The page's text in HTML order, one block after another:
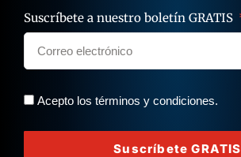
Suscríbete a nuestro boletín GRATIS
Acepto los términos y condiciones.
Suscríbete GRATIS